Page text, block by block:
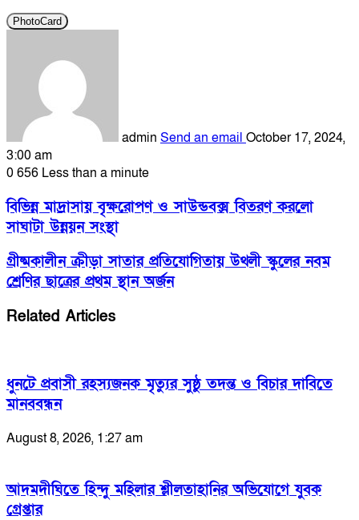
PhotoCard
admin Send an email October 17, 2024,
3:00 am
0 656 Less than a minute
বিভিন্ন মাদ্রাসায় বৃক্ষরোপণ ও সাউন্ডবক্স বিতরণ করলো
সাঘাটা উন্নয়ন সংস্থা
গ্রীষ্মকালীন ক্রীড়া সাতার প্রতিযোগিতায় উথলী স্কুলের নবম
শ্রেণির ছাত্রের প্রথম স্থান অর্জন
Related Articles
ধুনটে প্রবাসী রহস্যজনক মৃত্যুর সুষ্ঠু তদন্ত ও বিচার দাবিতে
মানববন্ধন
August 8, 2026, 1:27 am
আদমদীঘিতে হিন্দু মহিলার শ্লীলতাহানির অভিযোগে যুবক
গ্রেপ্তার